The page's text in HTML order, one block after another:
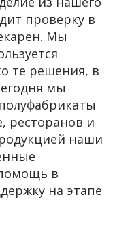
проверку в
Мы
те решения, в
мы
ресторанов и
наши
в
на этапе